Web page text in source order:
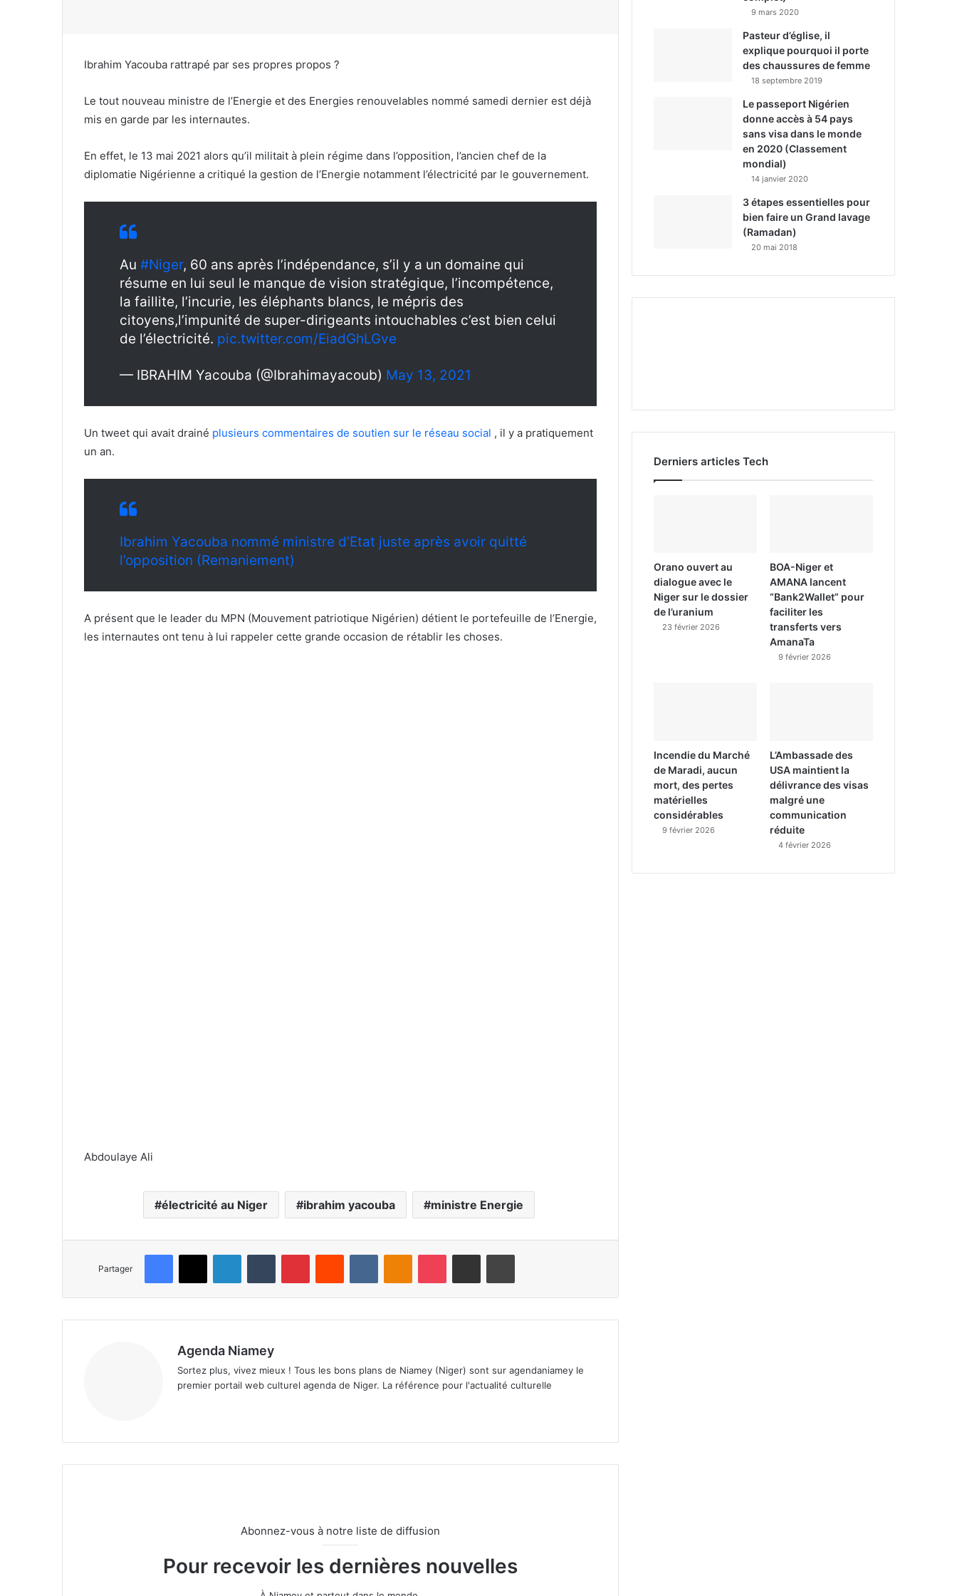
Ibrahim Yacouba rattrapé par ses propres propos ?
Le tout nouveau ministre de l’Energie et des Energies renouvelables nommé samedi dernier est déjà
mis en garde par les internautes.
En effet, le 13 mai 2021 alors qu’il militait à plein régime dans l’opposition, l’ancien chef de la
diplomatie Nigérienne a critiqué la gestion de l’Energie notamment l’électricité par le gouvernement.
Au #Niger, 60 ans après l’indépendance, s’il y a un domaine qui
résume en lui seul le manque de vision stratégique, l’incompétence,
la faillite, l’incurie, les éléphants blancs, le mépris des
citoyens,l’impunité de super-dirigeants intouchables c’est bien celui
de l’électricité. pic.twitter.com/EiadGhLGve
— IBRAHIM Yacouba (@Ibrahimayacoub) May 13, 2021
Un tweet qui avait drainé plusieurs commentaires de soutien sur le réseau social , il y a pratiquement
un an.
Ibrahim Yacouba nommé ministre d’Etat juste après avoir quitté
l’opposition (Remaniement)
A présent que le leader du MPN (Mouvement patriotique Nigérien) détient le portefeuille de l’Energie,
les internautes ont tenu à lui rappeler cette grande occasion de rétablir les choses.
Abdoulaye Ali
électricité au Niger ibrahim yacouba ministre Energie
Partager
Agenda Niamey
Sortez plus, vivez mieux ! Tous les bons plans de Niamey (Niger) sont sur agendaniamey le
premier portail web culturel agenda de Niger. La référence pour l'actualité culturelle
Abonnez-vous à notre liste de diffusion
Pour recevoir les dernières nouvelles
9 mars 2020
Pasteur d’église, il
explique pourquoi il porte
des chaussures de femme
18 septembre 2019
Le passeport Nigérien
donne accès à 54 pays
sans visa dans le monde
en 2020 (Classement
mondial)
14 janvier 2020
3 étapes essentielles pour
bien faire un Grand lavage
(Ramadan)
20 mai 2018
Derniers articles Tech
Orano ouvert au
dialogue avec le
Niger sur le dossier
de l’uranium
23 février 2026
BOA-Niger et
AMANA lancent
“Bank2Wallet” pour
faciliter les
transferts vers
AmanaTa
9 février 2026
Incendie du Marché
de Maradi, aucun
mort, des pertes
matérielles
considérables
9 février 2026
L’Ambassade des
USA maintient la
délivrance des visas
malgré une
communication
réduite
4 février 2026